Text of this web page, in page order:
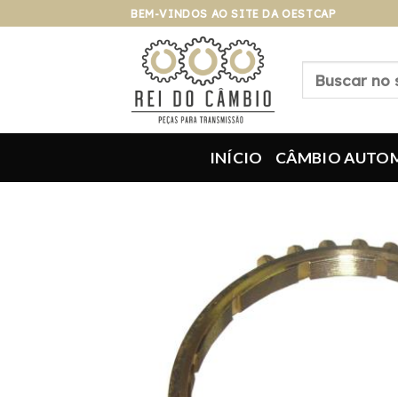
para
BEM-VINDOS AO SITE DA OESTCAP
Pesquisar
INÍCIO CÂMBIO